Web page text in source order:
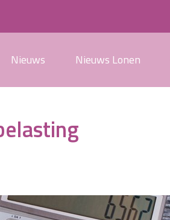
Nieuws Nieuws Lonen